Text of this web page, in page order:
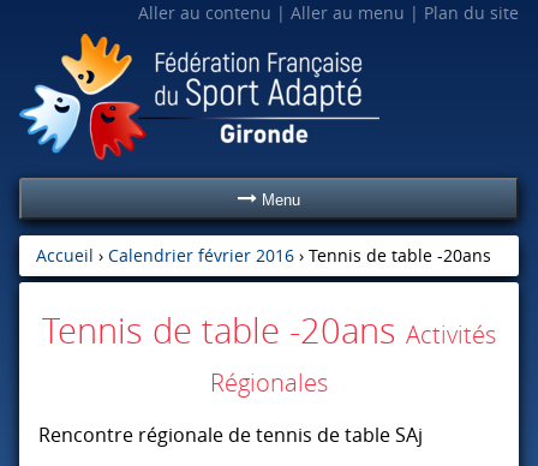
Aller au contenu Aller au menu Plan du site
Menu
Accueil ›Calendrier février 2016 ›Tennis de table -20ans
Tennis de table -20ans Activités
Régionales
Rencontre régionale de tennis de table SAj